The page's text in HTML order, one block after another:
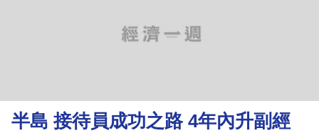
理
財
半島 接待員成功之路 4年內升副經